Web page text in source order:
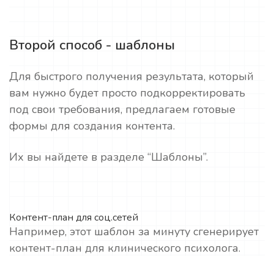
Второй способ - шаблоны
Для быстрого получения результата, который
вам нужно будет просто подкорректировать
под свои требования, предлагаем готовые
формы для создания контента.
Их вы найдете в разделе “Шаблоны”.
Контент-план для соц.сетей
Например, этот шаблон за минуту сгенерирует
контент-план для клинического психолога.